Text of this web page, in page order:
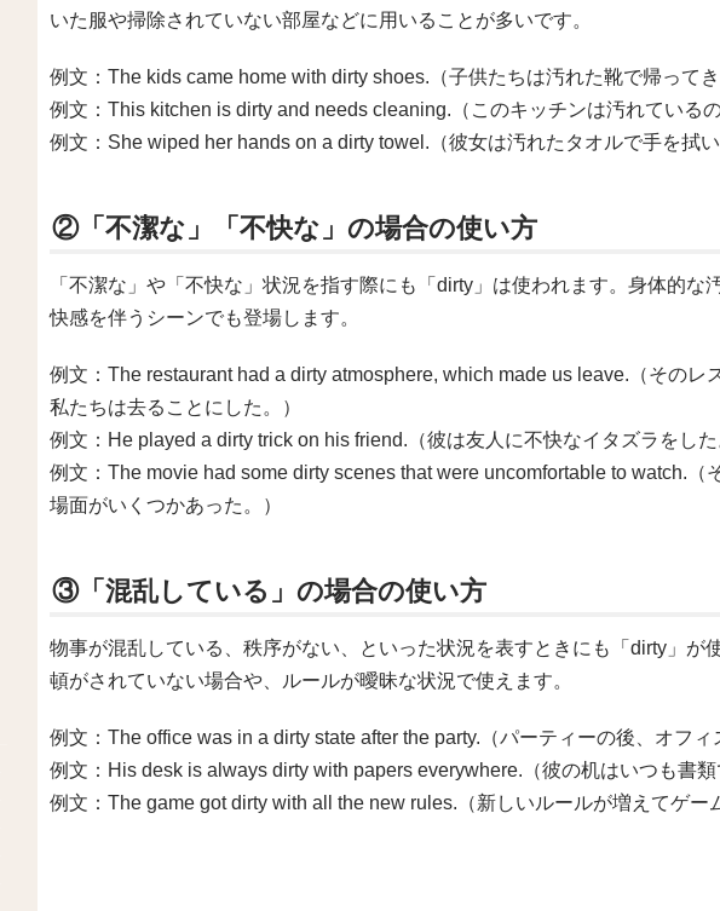
いた服や掃除されていない部屋などに用いることが多いです。
例文：The kids came home with dirty shoes.（子供たちは汚れた靴で帰ってき
例文：This kitchen is dirty and needs cleaning.（このキッチンは汚れている
例文：She wiped her hands on a dirty towel.（彼女は汚れたタオルで手を拭い
②「不潔な」「不快な」の場合の使い方
「不潔な」や「不快な」状況を指す際にも「dirty」は使われます。身体的な
快感を伴うシーンでも登場します。
例文：The restaurant had a dirty atmosphere, which made us leave.（そのレ
私たちは去ることにした。）
例文：He played a dirty trick on his friend.（彼は友人に不快なイタズラをした
例文：The movie had some dirty scenes that were uncomfortable to watch.（
場面がいくつかあった。）
③「混乱している」の場合の使い方
物事が混乱している、秩序がない、といった状況を表すときにも「dirty」が
頓がされていない場合や、ルールが曖昧な状況で使えます。
例文：The office was in a dirty state after the party.（パーティーの後、オフィ
例文：His desk is always dirty with papers everywhere.（彼の机はいつも書類
例文：The game got dirty with all the new rules.（新しいルールが増えてゲー